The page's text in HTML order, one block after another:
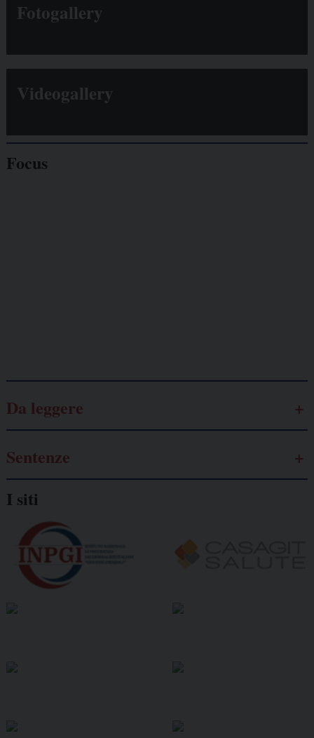
Fotogallery
Videogallery
Focus
Da leggere
Sentenze
I siti